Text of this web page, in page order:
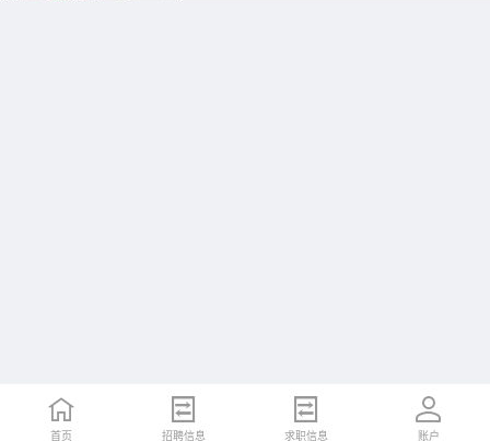
首页 招聘信息 求职信息 账户